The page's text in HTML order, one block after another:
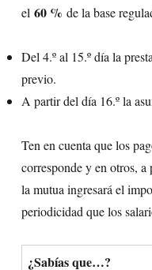
el 60 % de la base
Del 4.º al 15.º día la
previo.
A partir del día 16.º la
Ten en cuenta que los
corresponde y en otros,
la mutua ingresará el
periodicidad que los
¿Sabías que…?